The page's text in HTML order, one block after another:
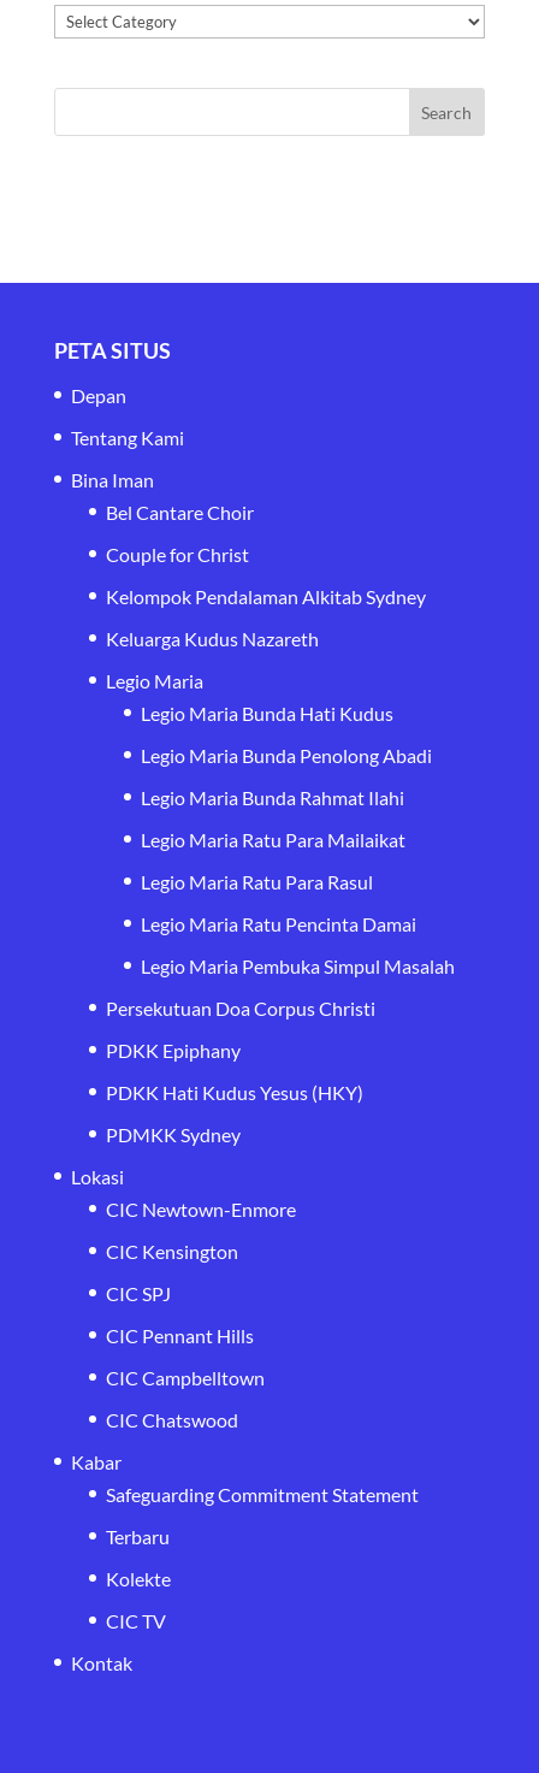
Kategori
PETA SITUS
Depan
Tentang Kami
Bina Iman
Bel Cantare Choir
Couple for Christ
Kelompok Pendalaman Alkitab Sydney
Keluarga Kudus Nazareth
Legio Maria
Legio Maria Bunda Hati Kudus
Legio Maria Bunda Penolong Abadi
Legio Maria Bunda Rahmat Ilahi
Legio Maria Ratu Para Mailaikat
Legio Maria Ratu Para Rasul
Legio Maria Ratu Pencinta Damai
Legio Maria Pembuka Simpul Masalah
Persekutuan Doa Corpus Christi
PDKK Epiphany
PDKK Hati Kudus Yesus (HKY)
PDMKK Sydney
Lokasi
CIC Newtown-Enmore
CIC Kensington
CIC SPJ
CIC Pennant Hills
CIC Campbelltown
CIC Chatswood
Kabar
Safeguarding Commitment Statement
Terbaru
Kolekte
CIC TV
Kontak